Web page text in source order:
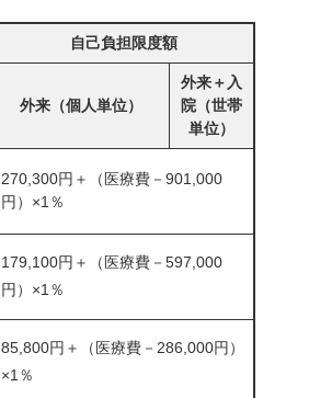
自己負担限度額
外来（個人単位）
外来＋入
院（世帯
単位）
270,300円＋（医療費－901,000
円）×1％
179,100円＋（医療費－597,000
円）×1％
85,800円＋（医療費－286,000円）
×1％